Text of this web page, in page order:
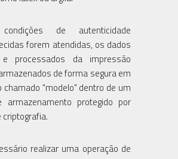
de autenticidade
forem atendidas, os dados
e processados da impressão
de forma segura em
chamado "modelo" dentro de um
armazenamento protegido por
realizar uma operação de